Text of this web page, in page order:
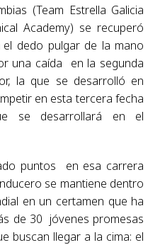
(Team Estrella Galicia
Academy) se recuperó
dedo pulgar de la mano
una caída en la segunda
la que se desarrolló en
en esta tercera fecha
se desarrollará en el
puntos en esa carrera
se mantiene dentro
en un certamen que ha
de 30 jóvenes promesas
buscan llegar a la cima: el